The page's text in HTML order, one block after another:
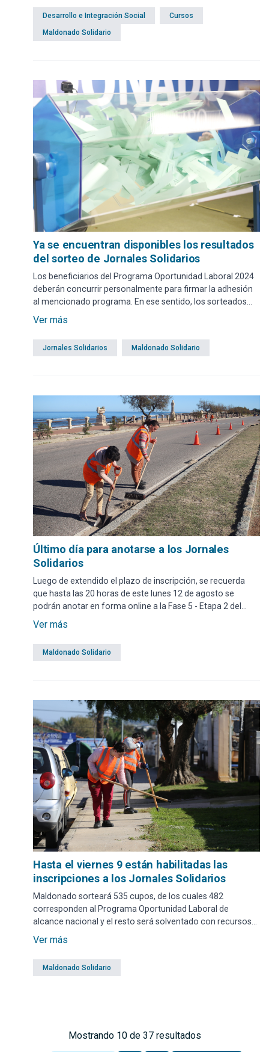
Fernando.
Desarrollo e Integración Social
Cursos
Maldonado Solidario
Ya se encuentran disponibles los resultados
del sorteo de Jornales Solidarios
Los beneficiarios del Programa Oportunidad Laboral 2024
deberán concurrir personalmente para firmar la adhesión
al mencionado programa. En ese sentido, los sorteados
para la primera quincena tendrán que presentarse a partir
cédula, según se detalla a continuación:
Ver más
Jornales Solidarios Maldonado Solidario
Último día para anotarse a los Jornales
Solidarios
Luego de extendido el plazo de inscripción, se recuerda
que hasta las 20 horas de este lunes 12 de agosto se
podrán anotar en forma online a la Fase 5 - Etapa 2 del
Programa Jornales Solidarios.
Ver más
Maldonado Solidario
Hasta el viernes 9 están habilitadas las
inscripciones a los Jornales Solidarios
Maldonado sorteará 535 cupos, de los cuales 482
corresponden al Programa Oportunidad Laboral de
alcance nacional y el resto será solventado con recursos
genuinos del gobierno departamental.
Ver más
Maldonado Solidario
Mostrando 10 de 37 resultados